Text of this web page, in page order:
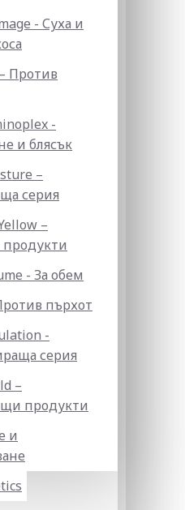
- Суха и
Против
-
и блясък
–
серия
–
- За обем
пърхот
-
серия
–
продукти
и